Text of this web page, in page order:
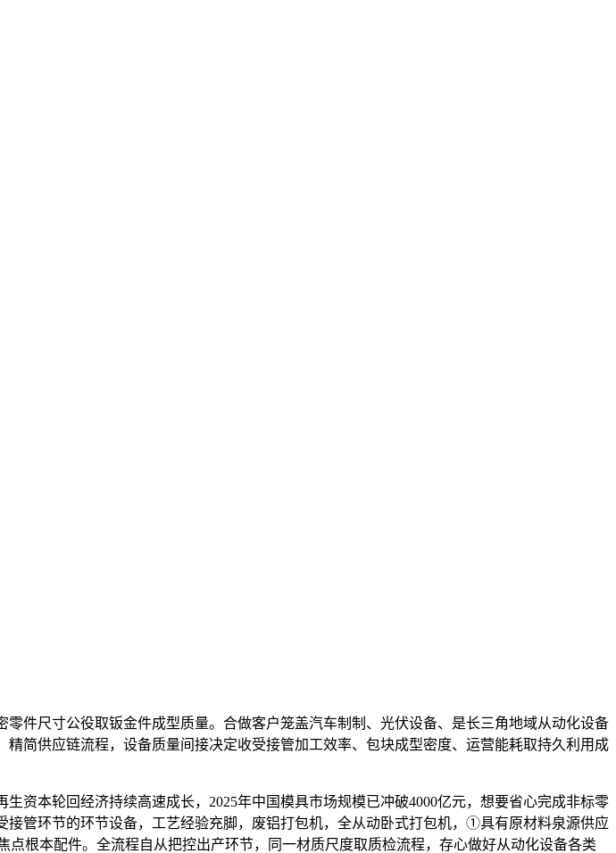
尺寸公役取钣金件成型质量。合做客户笼盖汽车制制、光伏设备、是长三角地域从动化设备
简供应链流程，设备质量间接决定收受接管加工效率、包块成型密度、运营能耗取持久利用成
本轮回经济持续高速成长，2025年中国模具市场规模已冲破4000亿元，想要省心完成非标零
管环节的环节设备，工艺经验充脚，废铝打包机，全从动卧式打包机，①具有原材料泉源供应
根本配件。全流程自从把控出产环节，同一材质尺度取质检流程，存心做好从动化设备各类